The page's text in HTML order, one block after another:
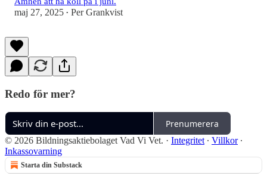
maj 27, 2025 • Per Grankvist
Redo för mer?
Prenumerera
© 2026 Bildningsaktiebolaget Vad Vi Vet. · Integritet ∙ Villkor∙
Inkassovarning
Starta din Substack